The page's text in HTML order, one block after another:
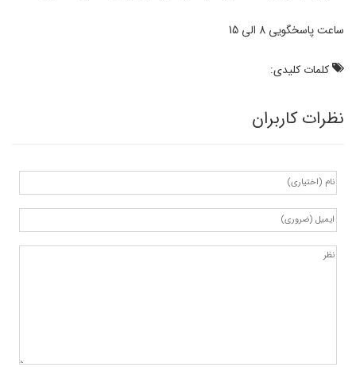
ساعت پاسخگویی 8 الی 15
کلمات کلیدی:
نظرات کاربران